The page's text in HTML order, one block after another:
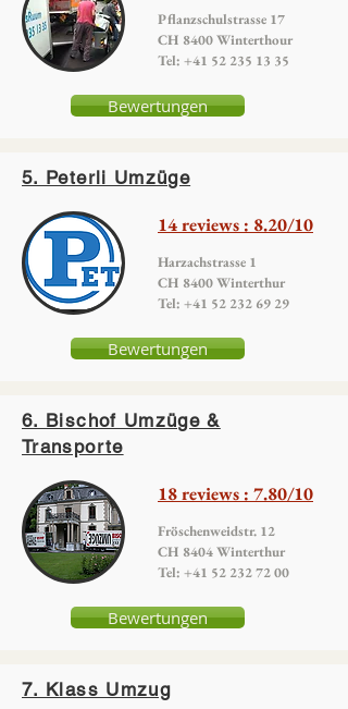
Pflanzschulstrasse 17
CH 8400 Winterthour
Tel: +41 52 235 13 35
Bewertungen
5. Peterli Umzüge
14 reviews : 8.20/10
Harzachstrasse 1
CH 8400 Winterthur
Tel: +41 52 232 69 29
Bewertungen
6. Bischof Umzüge &
Transporte
18 reviews : 7.80/10
Fröschenweidstr. 12
CH 8404 Winterthur
Tel: +41 52 232 72 00
Bewertungen
7. Klass Umzug